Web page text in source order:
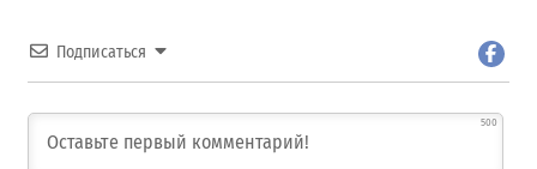
Подписаться
500